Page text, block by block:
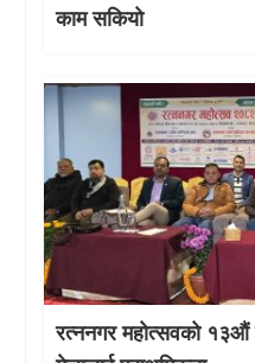
काम सकियो
रत्ननगर महोत्सवको १३औं